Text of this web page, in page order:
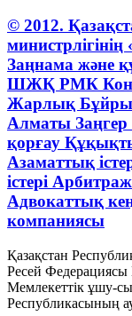
© 2012.
Заңнама және
ШЖҚ РМК
Жарлық
Алматы
қорғау
Азаматтық
істері
Адвокаттық
компаниясы
Қазақстан
Ресей Федерациясы
Мемлекеттік ұшу-
Республикасының